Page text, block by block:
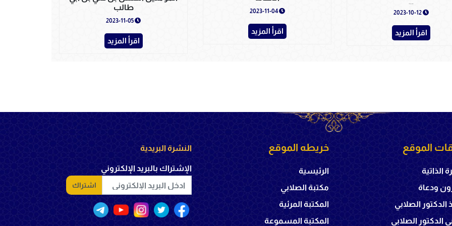
2023-10-12
اقرأ المزيد
2023-11-04
اقرأ المزيد
طالب
اقرأ المزيد
الموقع
الذاتية
ودعاة
الدكتور الصلابي
الدكتور الصلابي
خريطه الموقع
الرئيسية
مكتبة الصلابي
المكتبة المرئية
المكتبة المسموعة
النشرة البريدية
الإشتراك بالبريد الإلكتروني
اشتراك